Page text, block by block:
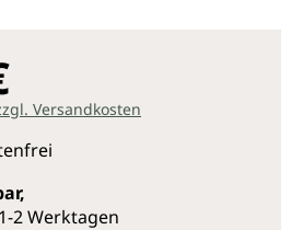
Beschwerden lindern lassen
werden können.
Ärzte-Trio auf 192 bebilderten
der Gelenkerkrankungen, klärt
uns die besten Rezepte.
Versandkosten
2 Werktagen